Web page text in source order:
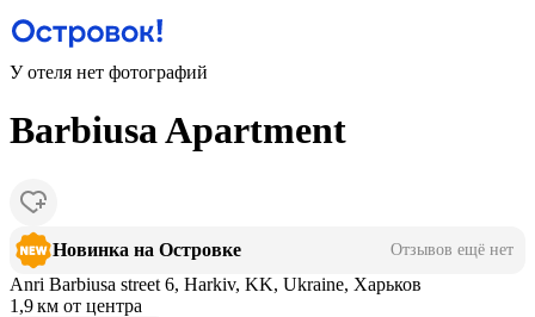
У отеля нет фотографий
Barbiusa Apartment
Новинка на Островке Отзывов ещё нет
Anri Barbiusa street 6, Harkіv, KK, Ukraine, Харьков
1,9 км от центра